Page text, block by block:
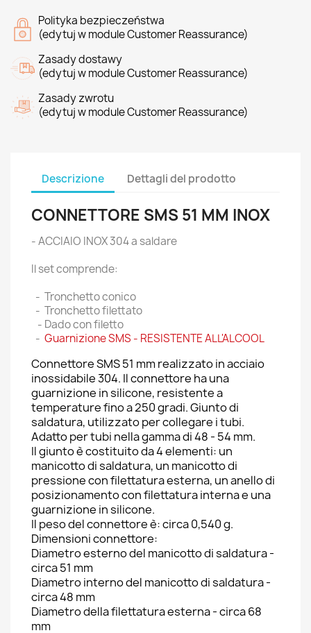
Polityka bezpieczeństwa
(edytuj w module Customer Reassurance)
Zasady dostawy
(edytuj w module Customer Reassurance)
Zasady zwrotu
(edytuj w module Customer Reassurance)
Descrizione Dettagli del prodotto
CONNETTORE SMS 51 MM INOX
- ACCIAIO INOX 304 a saldare
Il set comprende:
- Tronchetto conico
- Tronchetto filettato
- Dado con filetto
- Guarnizione SMS - RESISTENTE ALL'ALCOOL
Connettore SMS 51 mm realizzato in acciaio
inossidabile 304. Il connettore ha una
guarnizione in silicone, resistente a
temperature fino a 250 gradi. Giunto di
saldatura, utilizzato per collegare i tubi.
Adatto per tubi nella gamma di 48 - 54 mm.
Il giunto è costituito da 4 elementi: un
manicotto di saldatura, un manicotto di
pressione con filettatura esterna, un anello di
posizionamento con filettatura interna e una
guarnizione in silicone.
Il peso del connettore è: circa 0,540 g.
Dimensioni connettore:
Diametro esterno del manicotto di saldatura -
circa 51 mm
Diametro interno del manicotto di saldatura -
circa 48 mm
Diametro della filettatura esterna - circa 68
mm